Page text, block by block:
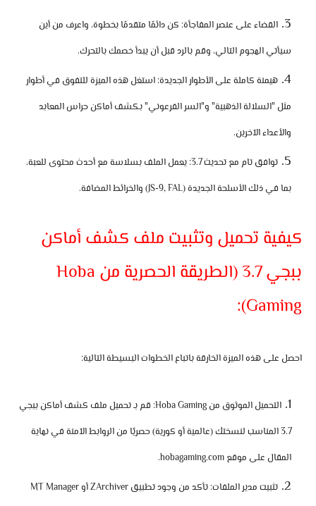
القضاء على عنصر المفاجأة: كن دائمًا متقدمًا بخطوة، واعرف من أين
سيأتي الهجوم التالي، وقم بالرد قبل أن يبدأ خصمك بالتحرك.
هيمنة كاملة على الأطوار الجديدة: استغل هذه الميزة للتفوق في أطوار
مثل "السلالة الذهبية" و"السر الفرعوني" بكشف أماكن حراس المعابد
والأعداء الآخرين.
توافق تام مع تحديث 3.7:
يعمل الملف بسلاسة مع أحدث محتوى للعبة،
بما في ذلك الأسلحة الجديدة (JS-9, FAL) والخرائط المضافة.
كيفية تحميل وتثبيت ملف كشف أماكن
ببجي 3.7 (الطريقة الحصرية من Hoba
Gaming):
احصل على هذه الميزة الخارقة باتباع الخطوات البسيطة التالية:
التحميل الموثوق من Hoba Gaming: قم بـتحميل ملف كشف أماكن ببجي
3.7المناسب لنسختك (عالمية أو كورية)حصريًا من الروابط الآمنة في نهاية
المقال على موقع hobagaming.com
.
تثبيت مدير الملفات: تأكد من وجود تطبيقZArchiverأوMT Manager